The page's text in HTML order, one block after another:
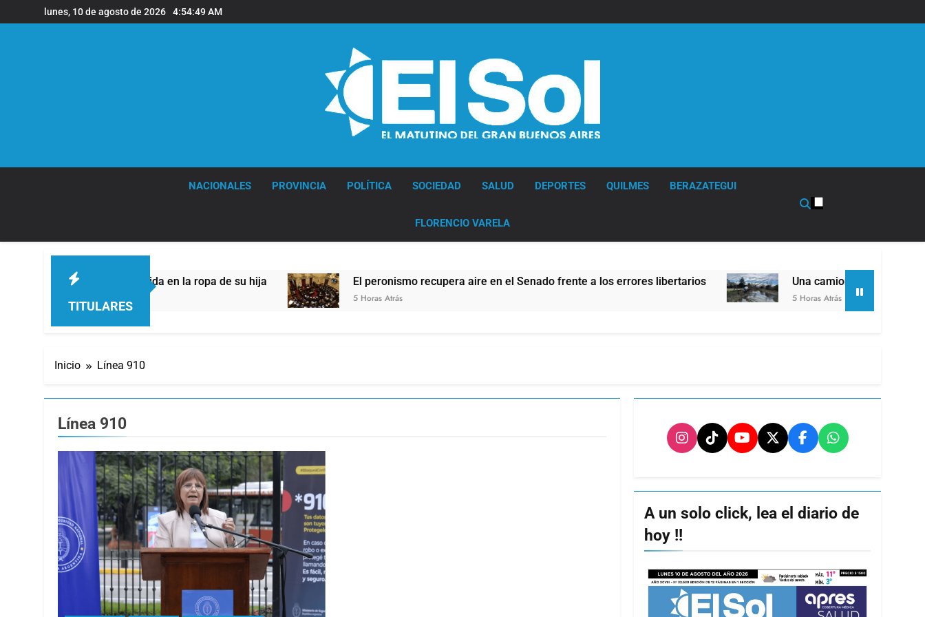
al
lunes, 10 de agosto de 2026 4:54:50 AM
NACIONALES PROVINCIA POLÍTICA SOCIEDAD SALUD DEPORTES QUILMES BERAZATEGUI
FLORENCIO VARELA
TITULARES
escondida en la ropa de su hija El peronismo recupera aire en el Senado frente a los errores libertarios
5 Horas Atrás
Una camioneta de mudanzas casi cae al
5 Horas Atrás
Inicio Línea 910
Línea 910
A un solo click, lea el diario de
hoy !!